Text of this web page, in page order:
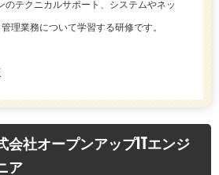
のテクニカルサポート、システムやネッ
理業務について学習する研修です。
会社オープンアップITエンジ
ア